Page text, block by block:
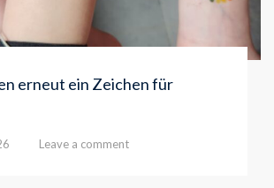
erneut ein Zeichen für
Leave a comment